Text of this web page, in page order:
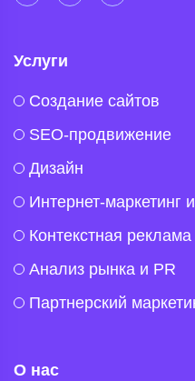
Услуги
Создание сайтов
SEO-продвижение
Дизайн
Интернет-маркетинг
Контекстная реклама
Анализ рынка и PR
Партнерский
О нас